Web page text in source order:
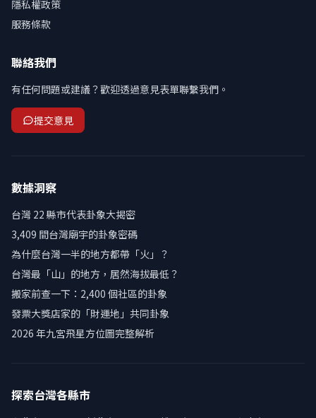
隱私權政策
服務條款
聯絡我們
有任何問題或建議？歡迎透過意見表單聯繫我們。
提交意見
數據洞察
台灣 22 縣市代表卦象大揭密
3,409 間台灣廟宇的卦象密碼
為什麼台灣一半的地方都帶「火」？
台灣最「山」的地方，居然海拔最低？
搬家前查一下：2,400 個社區的卦象
發票大獎店家的「財運地」共同卦象
2026 年九宮飛星方位圖完整解析
探索台灣各縣市